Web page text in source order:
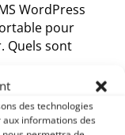
des technologies
informations des
WordPress
pour
Quels sont
Nous